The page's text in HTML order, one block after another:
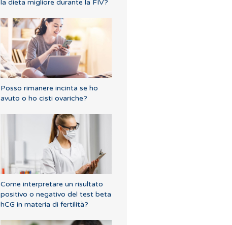
la dieta migliore durante la FIV?
Posso rimanere incinta se ho
avuto o ho cisti ovariche?
Come interpretare un risultato
positivo o negativo del test beta
hCG in materia di fertilità?